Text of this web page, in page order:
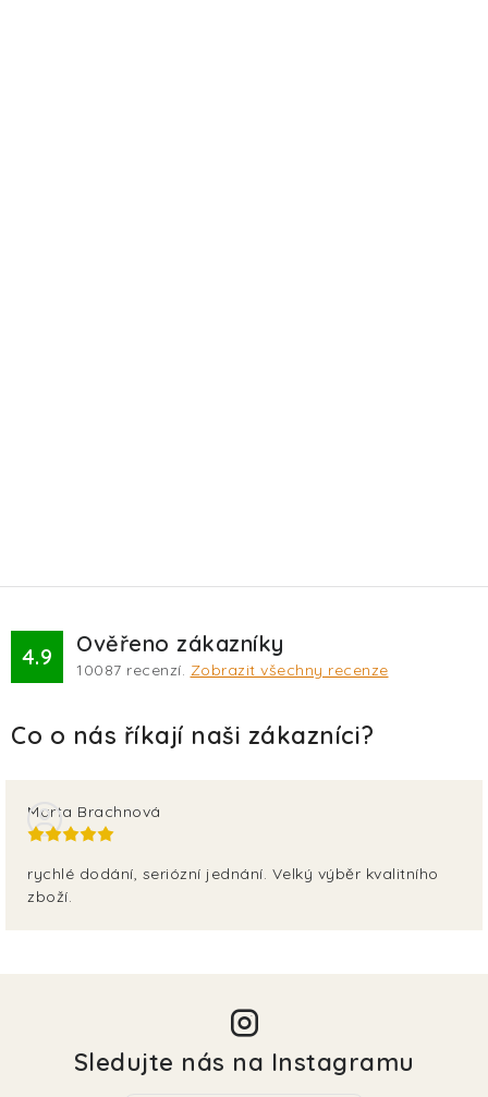
4.9 Ověřeno zákazníky
10087 recenzí. Zobrazit všechny recenze
Marta Brachnová
rychlé dodání, seriózní jednání. Velký výběr kvalitního
zboží.
Sledujte nás na Instagramu